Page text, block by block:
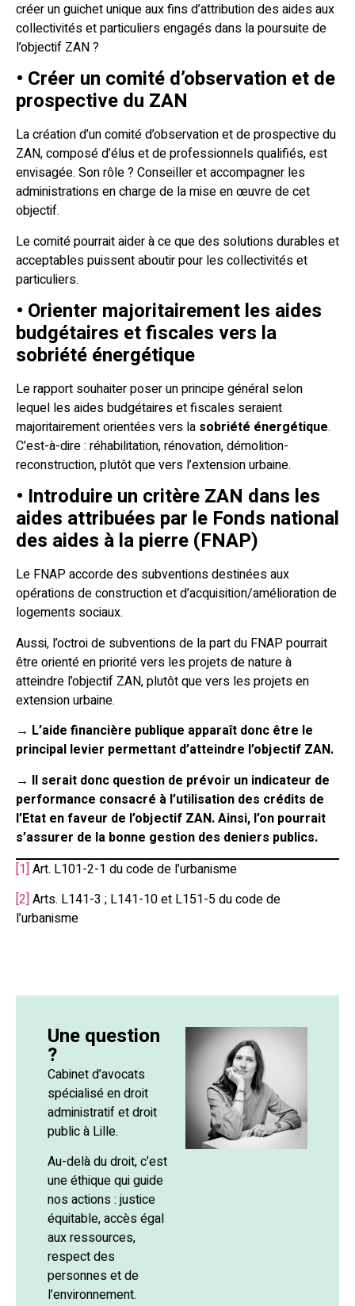
créer un guichet unique aux fins d’attribution des aides aux
collectivités et particuliers engagés dans la poursuite de
l’objectif ZAN ?
• Créer un comité d’observation et de
prospective du ZAN
La création d’un comité d’observation et de prospective du
ZAN, composé d’élus et de professionnels qualifiés, est
envisagée. Son rôle ? Conseiller et accompagner les
administrations en charge de la mise en œuvre de cet
objectif.
Le comité pourrait aider à ce que des solutions durables et
acceptables puissent aboutir pour les collectivités et
particuliers.
• Orienter majoritairement les aides
budgétaires et fiscales vers la
sobriété énergétique
Le rapport souhaiter poser un principe général selon
lequel les aides budgétaires et fiscales seraient
majoritairement orientées vers la sobriété énergétique.
C’est-à-dire : réhabilitation, rénovation, démolition-
reconstruction, plutôt que vers l’extension urbaine.
• Introduire un critère ZAN dans les
aides attribuées par le Fonds national
des aides à la pierre (FNAP)
Le FNAP accorde des subventions destinées aux
opérations de construction et d’acquisition/amélioration de
logements sociaux.
Aussi, l’octroi de subventions de la part du FNAP pourrait
être orienté en priorité vers les projets de nature à
atteindre l’objectif ZAN, plutôt que vers les projets en
extension urbaine.
→ L’aide financière publique apparaît donc être le
principal levier permettant d’atteindre l’objectif ZAN.
→ Il serait donc question de prévoir un indicateur de
performance consacré à l’utilisation des crédits de
l’Etat en faveur de l’objectif ZAN. Ainsi, l’on pourrait
s’assurer de la bonne gestion des deniers publics.
[1] Art. L101-2-1 du code de l’urbanisme
[2] Arts. L141-3 ; L141-10 et L151-5 du code de
l’urbanisme
Une question
?
Cabinet d’avocats
spécialisé en droit
administratif et droit
public à Lille.
Au-delà du droit, c’est
une éthique qui guide
nos actions : justice
équitable, accès égal
aux ressources,
respect des
personnes et de
l’environnement.